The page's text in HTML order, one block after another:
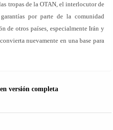
tropas de la OTAN, el interlocutor de
por parte de la comunidad
de otros países, especialmente Irán y
nuevamente en una base para
versión completa